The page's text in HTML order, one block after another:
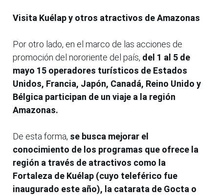
Visita Kuélap y otros atractivos de Amazonas
Por otro lado, en el marco de las acciones de
promoción del nororiente del país, del 1 al 5 de
mayo 15 operadores turísticos de Estados
Unidos, Francia, Japón, Canadá, Reino Unido y
Bélgica participan de un viaje a la región
Amazonas.
De esta forma, se busca mejorar el
conocimiento de los programas que ofrece la
región a través de atractivos como la
Fortaleza de Kuélap (cuyo teleférico fue
inaugurado este año), la catarata de Gocta o